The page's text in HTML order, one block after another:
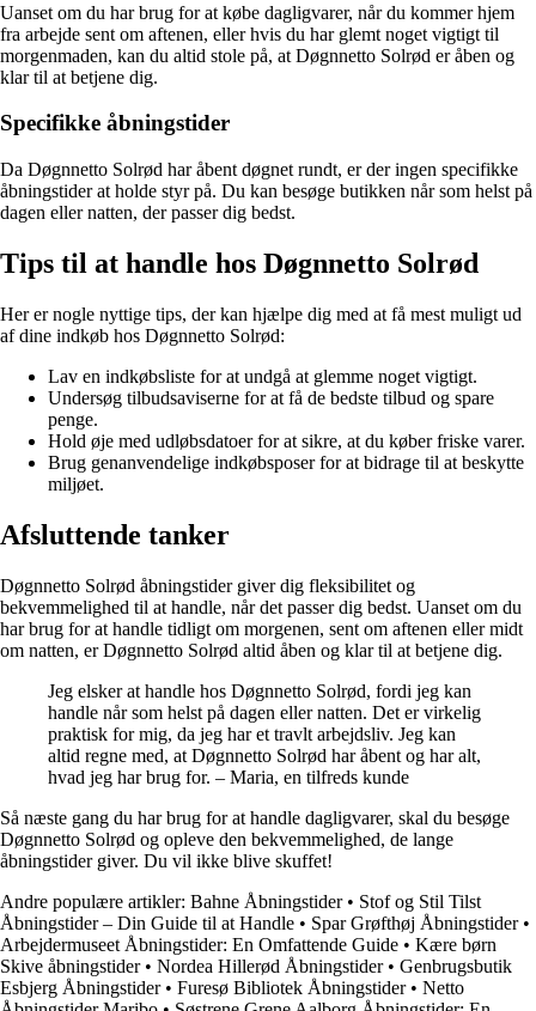
Uanset om du har brug for at købe dagligvarer, når du kommer hjem
fra arbejde sent om aftenen, eller hvis du har glemt noget vigtigt til
morgenmaden, kan du altid stole på, at Døgnnetto Solrød er åben og
klar til at betjene dig.
Specifikke åbningstider
Da Døgnnetto Solrød har åbent døgnet rundt, er der ingen specifikke
åbningstider at holde styr på. Du kan besøge butikken når som helst på
dagen eller natten, der passer dig bedst.
Tips til at handle hos Døgnnetto Solrød
Her er nogle nyttige tips, der kan hjælpe dig med at få mest muligt ud
af dine indkøb hos Døgnnetto Solrød:
Lav en indkøbsliste for at undgå at glemme noget vigtigt.
Undersøg tilbudsaviserne for at få de bedste tilbud og spare
penge.
Hold øje med udløbsdatoer for at sikre, at du køber friske varer.
Brug genanvendelige indkøbsposer for at bidrage til at beskytte
miljøet.
Afsluttende tanker
Døgnnetto Solrød åbningstider giver dig fleksibilitet og
bekvemmelighed til at handle, når det passer dig bedst. Uanset om du
har brug for at handle tidligt om morgenen, sent om aftenen eller midt
om natten, er Døgnnetto Solrød altid åben og klar til at betjene dig.
Jeg elsker at handle hos Døgnnetto Solrød, fordi jeg kan
handle når som helst på dagen eller natten. Det er virkelig
praktisk for mig, da jeg har et travlt arbejdsliv. Jeg kan
altid regne med, at Døgnnetto Solrød har åbent og har alt,
hvad jeg har brug for. – Maria, en tilfreds kunde
Så næste gang du har brug for at handle dagligvarer, skal du besøge
Døgnnetto Solrød og opleve den bekvemmelighed, de lange
åbningstider giver. Du vil ikke blive skuffet!
Andre populære artikler: Bahne Åbningstider• Stof og Stil Tilst
Åbningstider – Din Guide til at Handle • Spar Grøfthøj Åbningstider•
Arbejdermuseet Åbningstider: En Omfattende Guide • Kære børn
Skive åbningstider• Nordea Hillerød Åbningstider • Genbrugsbutik
Esbjerg Åbningstider• Furesø Bibliotek Åbningstider• Netto